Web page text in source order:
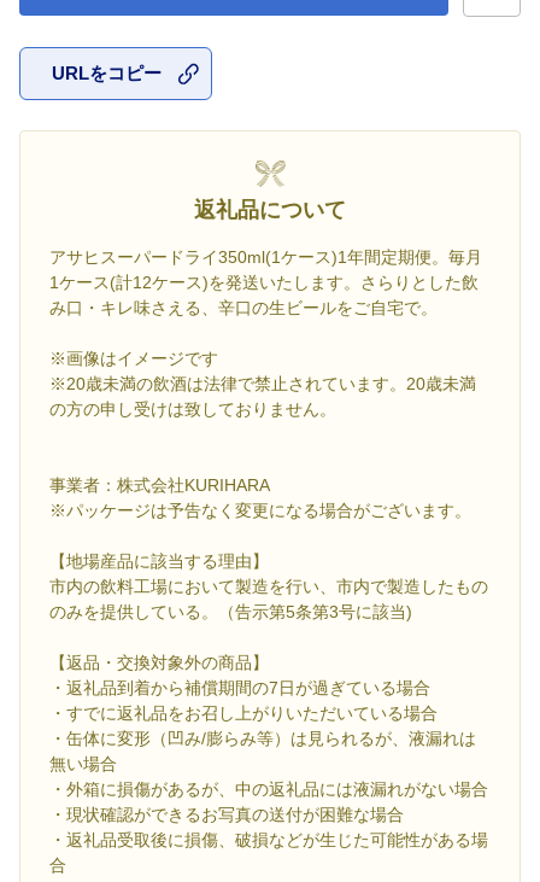
URLをコピー
返礼品について
アサヒスーパードライ350ml(1ケース)1年間定期便。毎月
1ケース(計12ケース)を発送いたします。さらりとした飲
み口・キレ味さえる、辛口の生ビールをご自宅で。
※画像はイメージです
※20歳未満の飲酒は法律で禁止されています。20歳未満
の方の申し受けは致しておりません。
事業者：株式会社KURIHARA
※パッケージは予告なく変更になる場合がございます。
【地場産品に該当する理由】
市内の飲料工場において製造を行い、市内で製造したもの
のみを提供している。（告示第5条第3号に該当)
【返品・交換対象外の商品】
・返礼品到着から補償期間の7日が過ぎている場合
・すでに返礼品をお召し上がりいただいている場合
・缶体に変形（凹み/膨らみ等）は見られるが、液漏れは
無い場合
・外箱に損傷があるが、中の返礼品には液漏れがない場合
・現状確認ができるお写真の送付が困難な場合
・返礼品受取後に損傷、破損などが生じた可能性がある場
合